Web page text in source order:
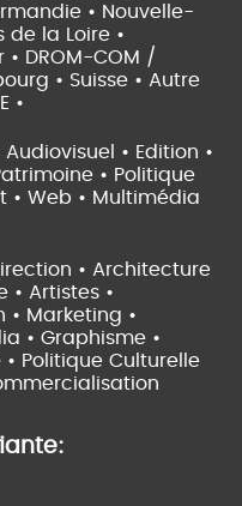
• Nouvelle-
de la Loire •
• DROM-COM /
• Suisse • Autre
•
Audiovisuel • Edition •
• Politique
• Web • Multimédia
• Architecture
• Artistes •
• Marketing •
• Graphisme •
Politique Culturelle